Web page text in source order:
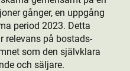
gånger, en uppgång
period 2023. Detta
relevans på bostads­
som den självklara
och säljare.